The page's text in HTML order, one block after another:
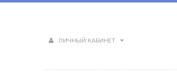
ЛИЧНЫЙ КАБИНЕТ